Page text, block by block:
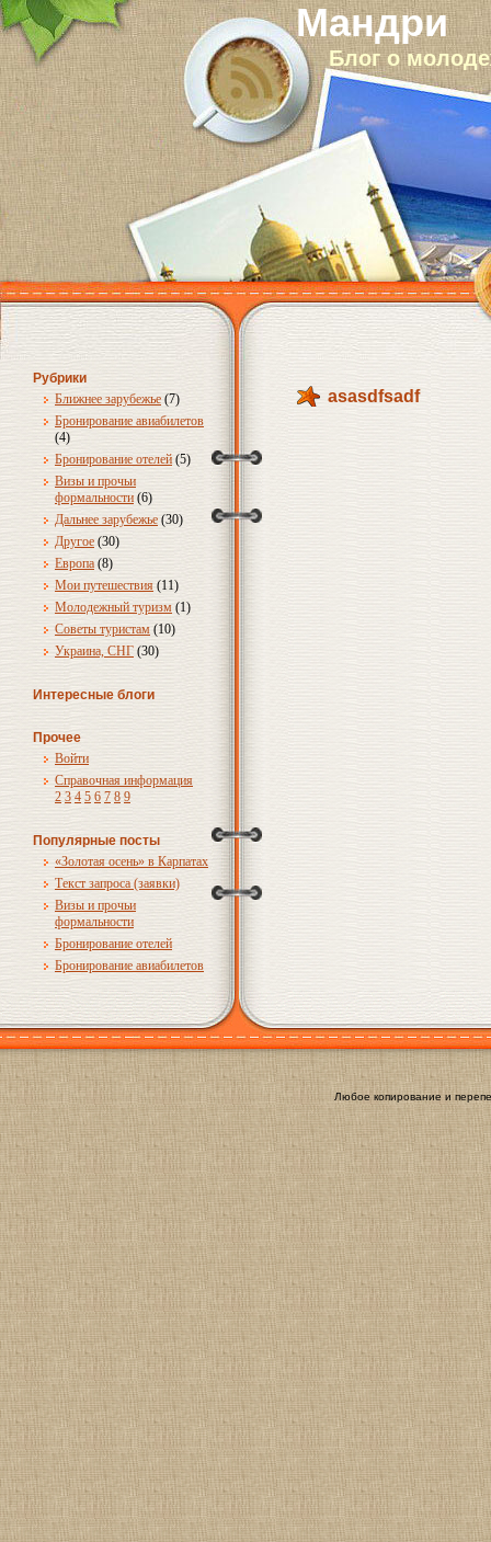
Мандри
Блог о
Рубрики
Ближнее зарубежье (7)
Бронирование авиабилетов
(4)
Бронирование отелей (5)
Визы и прочьи
формальности (6)
Дальнее зарубежье (30)
Другое (30)
Европа (8)
Мои путешествия (11)
Молодежный туризм (1)
Советы туристам (10)
Украина, СНГ (30)
Интересные блоги
Прочее
Войти
Справочная информация
2 3 4 5 6 7 8 9
Популярные посты
«Золотая осень» в Карпатах
Текст запроса (заявки)
Визы и прочьи
формальности
Бронирование отелей
Бронирование авиабилетов
asasdfsadf
Любое копирование и